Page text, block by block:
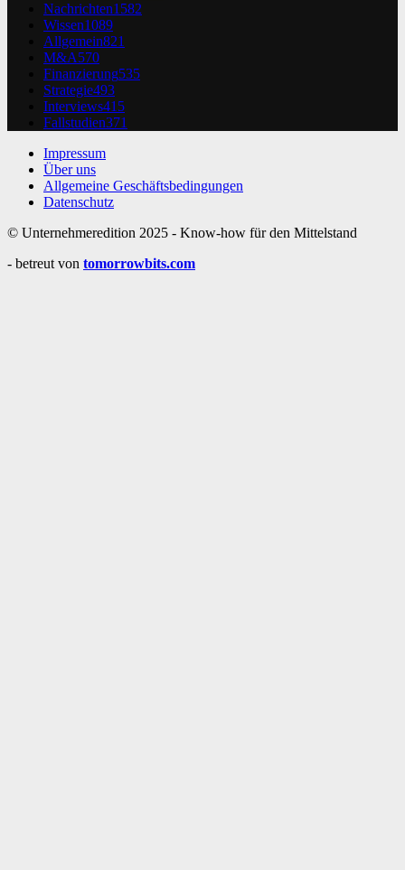
Nachrichten1582
Wissen1089
Allgemein821
M&A570
Finanzierung535
Strategie493
Interviews415
Fallstudien371
Impressum
Über uns
Allgemeine Geschäftsbedingungen
Datenschutz
© Unternehmeredition 2025 - Know-how für den Mittelstand
- betreut von tomorrowbits.com